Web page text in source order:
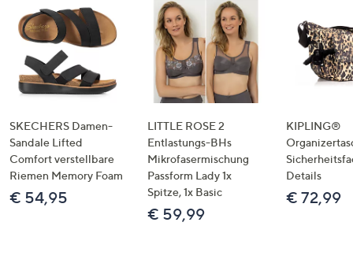
wischen
Sie
Touch-
Geräten
links
bzw.
rechts,
um
diese
SKECHERS Damen-
Sandale Lifted
Comfort verstellbare
Riemen Memory Foam
€ 54,95
LITTLE ROSE 2
Entlastungs-BHs
Mikrofasermischung
Passform Lady 1x
Spitze, 1x Basic
€ 59,99
KIPLING®
Details
€ 72,99